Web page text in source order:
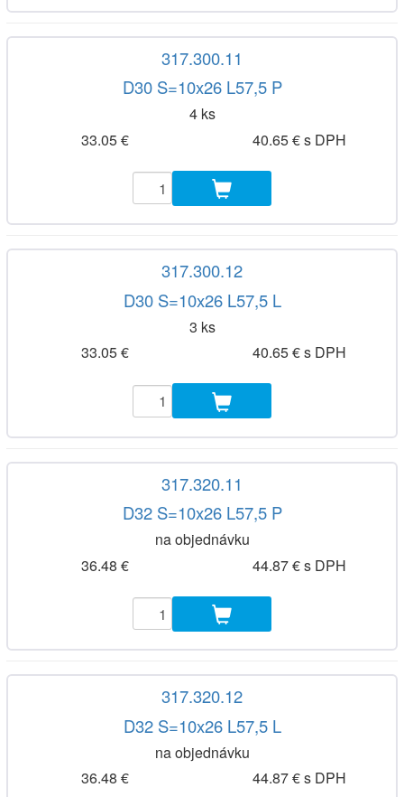
317.300.11
D30 S=10x26 L57,5 P
4 ks
33.05 €
40.65 € s DPH
317.300.12
D30 S=10x26 L57,5 L
3 ks
33.05 €
40.65 € s DPH
317.320.11
D32 S=10x26 L57,5 P
na objednávku
36.48 €
44.87 € s DPH
317.320.12
D32 S=10x26 L57,5 L
na objednávku
36.48 €
44.87 € s DPH